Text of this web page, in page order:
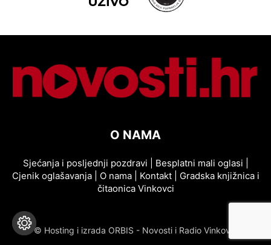
O NAMA
Sjećanja i posljednji pozdravi Besplatni mali oglasi
Cjenik oglašavanja| O nama| Kontakt| Gradska knjižnica i
čitaonica Vinkovci
© Hosting i izrada ORBIS - Novosti i Radio Vinkovci